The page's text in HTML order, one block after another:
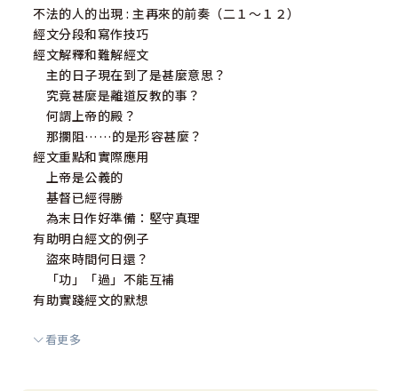
不法的人的出現 : 主再來的前奏（二１～１２）
經文分段和寫作技巧
經文解釋和難解經文
主的日子現在到了是甚麼意思？
究竟甚麼是離道反教的事？
何謂上帝的殿？
那攔阻……的是形容甚麼？
經文重點和實際應用
上帝是公義的
基督已經得勝
為末日作好準備：堅守真理
有助明白經文的例子
盜來時間何日還？
「功」「過」不能互補
有助實踐經文的默想
感恩與勸勉（二１３～１７）
看更多